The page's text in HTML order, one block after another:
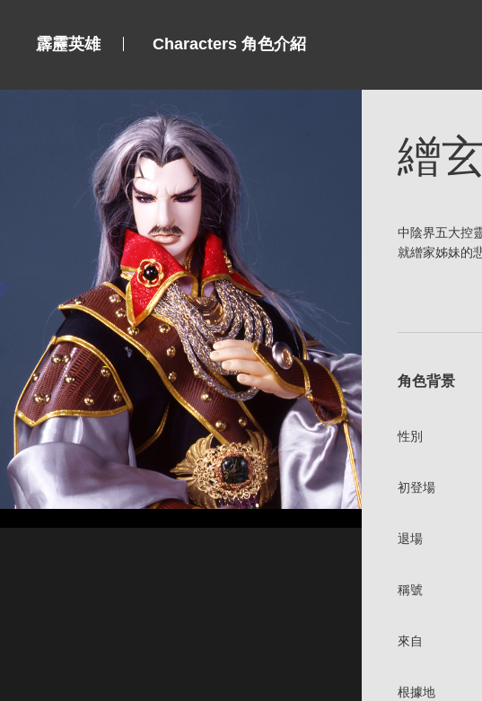
霹靂英雄 Characters 角色介紹
繒
中陰界五大控
就繒家姊妹的
角色背景
性別
初登場
退場
稱號
來自
根據地